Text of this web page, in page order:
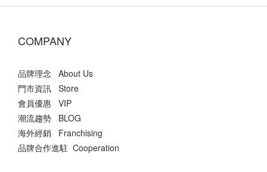
COMPANY
品牌理念 About Us
門市資訊 Store
會員優惠 VIP
潮流趨勢 BLOG
海外經銷 Franchising
品牌合作進駐 Cooperation